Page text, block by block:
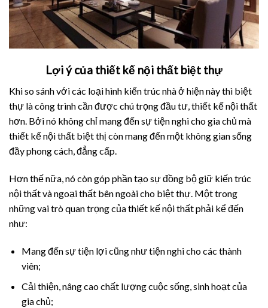
Lợi ý của thiết kế nội thất biệt thự
Khi so sánh với các loại hình kiến trúc nhà ở hiện này thì biệt
thự là công trình cần được chú trọng đầu tư, thiết kế nội thất
hơn. Bởi nó không chỉ mang đến sự tiện nghi cho gia chủ mà
thiết kế nội thất biệt thị còn mang đến một không gian sống
đầy phong cách, đẳng cấp.
Hơn thế nữa, nó còn góp phần tạo sự đồng bộ giữ kiến trúc
nội thất và ngoại thất bên ngoài cho biệt thự. Một trong
những vai trò quan trọng của thiết kế nội thất phải kể đến
như:
Mang đến sự tiện lợi cũng như tiện nghi cho các thành
viên;
Cải thiện, nâng cao chất lượng cuộc sống, sinh hoạt của
gia chủ;